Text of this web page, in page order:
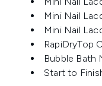
Mini Nail
Mini Nail
RapiDryTop
Bubble Bath
Start to